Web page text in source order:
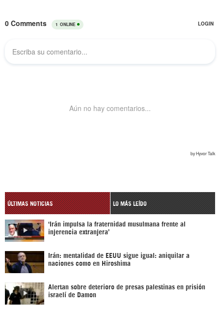
ÚLTIMAS NOTICIAS LO MÁS LEÍDO
‘Irán impulsa la fraternidad musulmana frente al
injerencia extranjera’
Irán: mentalidad de EEUU sigue igual: aniquilar a
naciones como en Hiroshima
Alertan sobre deterioro de presas palestinas en prisión
israelí de Damon